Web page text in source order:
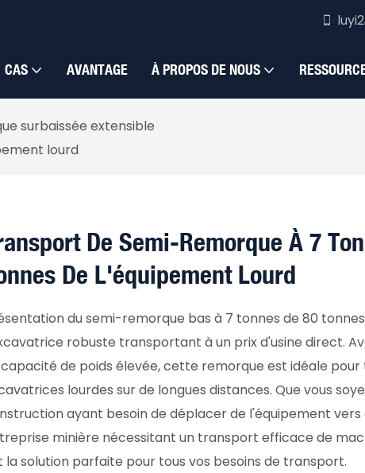
CAS AVANTAGE À PROPOS DE NOUS
surbaissée extensible
lourd
De Semi-Remorque À 7
De L'équipement Lourd
du semi-remorque bas à 7 tonnes de 80
robuste transportant à un prix d'usine direct.
de poids élevée, cette remorque est idéale
lourdes sur de longues distances. Que vous
ayant besoin de déplacer de l'équipement
minière nécessitant un transport efficace de
la solution parfaite pour tous vos besoins de transport.